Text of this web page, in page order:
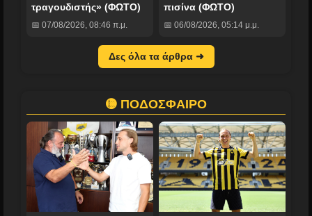
τραγουδιστής» (ΦΩΤΟ)
📅 07/08/2026, 08:46 π.μ.
πισίνα (ΦΩΤΟ)
📅 06/08/2026, 05:14 μ.μ.
Δες όλα τα άρθρα ➜
🟡 ΠΟΔΟΣΦΑΙΡΟ